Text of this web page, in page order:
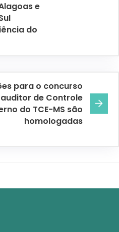
e
do
para o concurso
de Controle
do TCE-MS são
homologadas